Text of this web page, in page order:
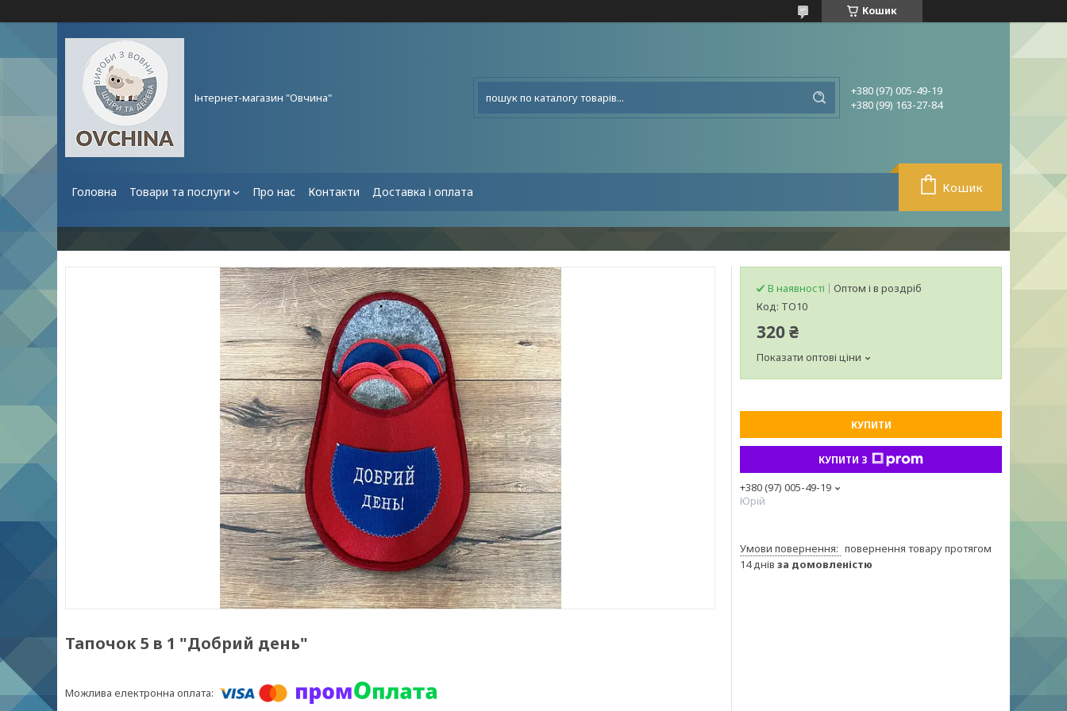
Кошик
Інтернет-магазин "Овчина"
+380 (97) 005-49-19
+380 (99) 163-27-84
Головна Товари та послуги Про нас Контакти Доставка і оплата Кошик
Тапочок 5 в 1 "Добрий день"
В наявності
Оптом і в роздріб
Код: ТО10
320 ₴
Показати оптові ціни
КУПИТИ
КУПИТИ З
+380 (97) 005-49-19
Юрій
повернення товару протягом
14 днів за домовленістю